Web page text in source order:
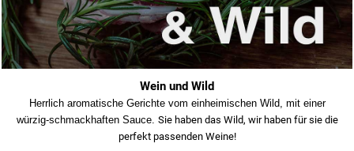
Wein und Wild
Herrlich aromatische Gerichte vom einheimischen Wild, mit einer
würzig-schmackhaften Sauce. Sie haben das Wild, wir haben für sie die
perfekt passenden Weine!